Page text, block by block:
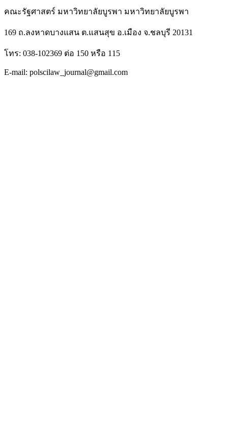
คณะรัฐศาสตร์ มหาวิทยาลัยบูรพา มหาวิทยาลัยบูรพา
169 ถ.ลงหาดบางแสน ต.แสนสุข อ.เมือง จ.ชลบุรี 20131
โทร: 038-102369 ต่อ 150 หรือ 115
E-mail: polscilaw_journal@gmail.com